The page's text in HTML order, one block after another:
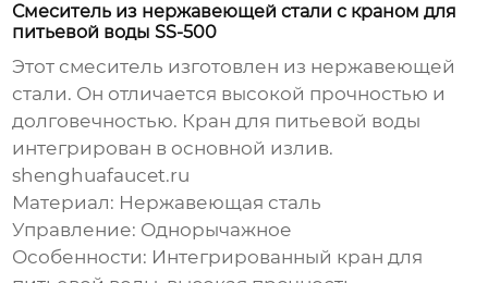
Смеситель из нержавеющей стали с краном для
питьевой воды SS-500
Этот смеситель изготовлен из нержавеющей
стали. Он отличается высокой прочностью и
долговечностью. Кран для питьевой воды
интегрирован в основной излив.
shenghuafaucet.ru
Материал: Нержавеющая сталь
Управление: Однорычажное
Особенности: Интегрированный кран для